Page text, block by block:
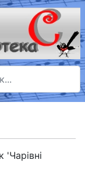
more characters
'Чарівні